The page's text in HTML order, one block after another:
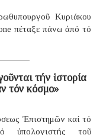
Κυριάκου
πέταξε πάνω ἀπό τό
τήν ἱστορία
τόν κόσμο»
Ἐπιστημῶν καί τό
ὑπολογιστής τοῦ